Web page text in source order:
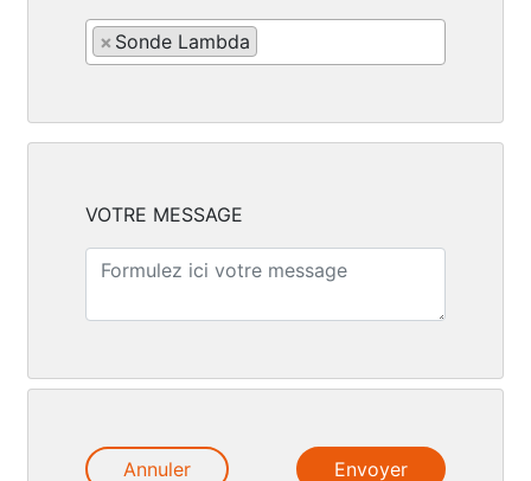
× Sonde Lambda
VOTRE MESSAGE
Annuler